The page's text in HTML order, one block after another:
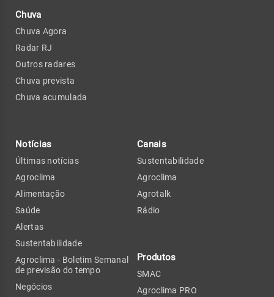
Chuva
Chuva Agora
Radar RJ
Outros radares
Chuva prevista
Chuva acumulada
Notícias
Últimas notícias
Agroclima
Alimentação
Saúde
Alertas
Sustentabilidade
Agroclima - Boletim Semanal
de previsão do tempo
Negócios
Canais
Sustentabilidade
Agroclima
Agrotalk
Rádio
Produtos
SMAC
Agroclima PRO